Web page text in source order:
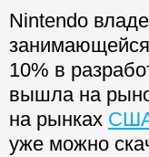
Nintendo
занимающейся
10% в
вышла на
на рынках
уже можно